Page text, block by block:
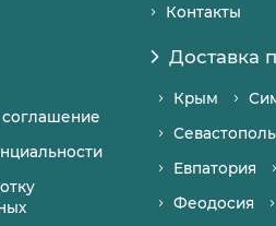
соглашение
Контакты
Доставка
Крым
Севастополь
Евпатория
Феодосия